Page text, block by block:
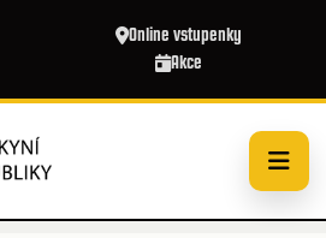
Online vstupenky
Akce